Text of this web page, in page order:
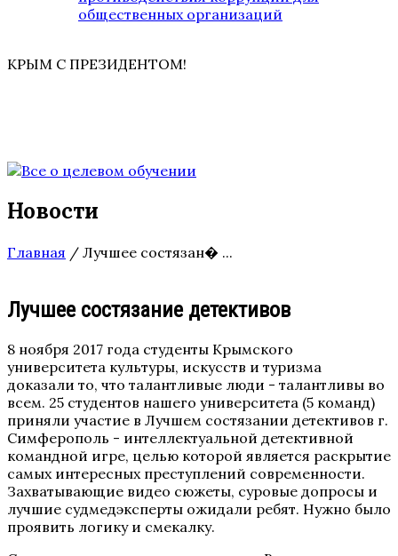
общественных организаций
КРЫМ С ПРЕЗИДЕНТОМ!
Новости
Главная / Лучшее состязан� ...
Лучшее состязание детективов
8 ноября 2017 года студенты Крымского
университета культуры, искусств и туризма
доказали то, что талантливые люди - талантливы во
всем. 25 студентов нашего университета (5 команд)
приняли участие в Лучшем состязании детективов г.
Симферополь - интеллектуальной детективной
командной игре, целью которой является раскрытие
самых интересных преступлений современности.
Захватывающие видео сюжеты, суровые допросы и
лучшие судмедэксперты ожидали ребят. Нужно было
проявить логику и смекалку.